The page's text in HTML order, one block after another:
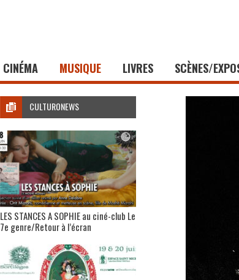
CINÉMA MUSIQUE LIVRES SCÈNES/
CULTURONEWS
LES STANCES A SOPHIE au ciné-club Le
7e genre/Retour à l’écran